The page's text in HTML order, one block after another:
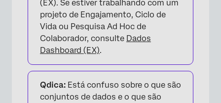
(EX). Se estiver trabalhando com um
projeto de Engajamento, Ciclo de
Vida ou Pesquisa Ad Hoc de
Colaborador, consulte Dados
Dashboard (EX).
Qdica: Está confuso sobre o que são
conjuntos de dados e o que são